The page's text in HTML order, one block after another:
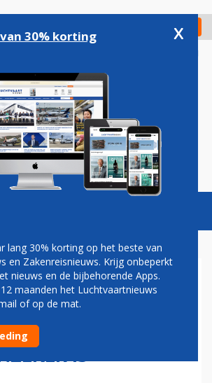
Check in
Podcasts Vacatures
STEEKT
IN POOLSE
HUB WAARVAN DE
IS
30% korting x
lang 30% korting op het beste van
en Zakenreisnieuws. Krijg onbeperkt
nieuws en de bijbehorende Apps.
maanden het Luchtvaartnieuws
of op de mat.